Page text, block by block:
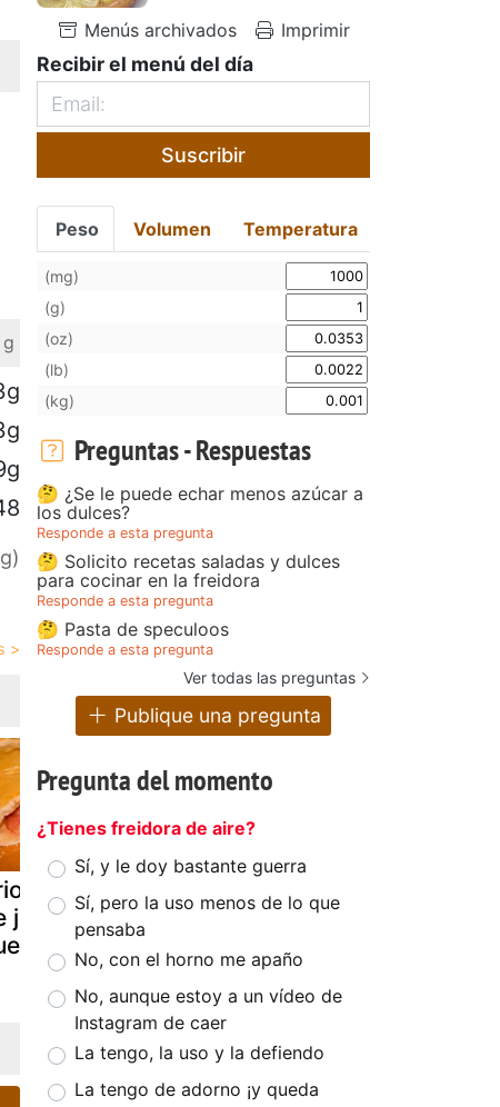
relleno
jamón y
Flautas de
jamón y queso
Menús archivados Imprimir
Recibir el menú del día
Suscribir
Peso Volumen Temperatura
(mg)
(g)
(oz)
(lb)
(kg)
Preguntas - Respuestas
🤔 ¿Se le puede echar menos azúcar a
los dulces?
Responde a esta pregunta
🤔 Solicito recetas saladas y dulces
para cocinar en la freidora
Responde a esta pregunta
🤔 Pasta de speculoos
Responde a esta pregunta
Ver todas las preguntas
Publique una pregunta
Pregunta del momento
¿Tienes freidora de aire?
Sí, y le doy bastante guerra
Sí, pero la uso menos de lo que
pensaba
No, con el horno me apaño
No, aunque estoy a un vídeo de
Instagram de caer
La tengo, la uso y la defiendo
La tengo de adorno ¡y queda